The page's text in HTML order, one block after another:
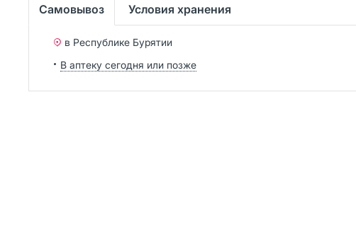
Самовывоз Условия хранения
в Республике Бурятии
В аптеку сегодня или позже